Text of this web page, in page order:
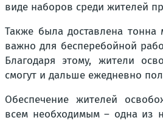
виде наборов среди жителей
Также была доставлена тонна
важно для бесперебойной
Благодаря этому, жители
смогут и дальше ежедневно
Обеспечение жителей
всем необходимым – одна из